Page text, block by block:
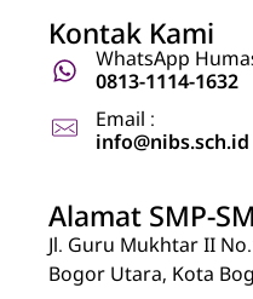
Kontak Kami
WhatsApp
0813-1114-1632
Email :
info@nibs.sch.id
Alamat SMP-
Jl. Guru Mukhtar II
Bogor Utara, Kota